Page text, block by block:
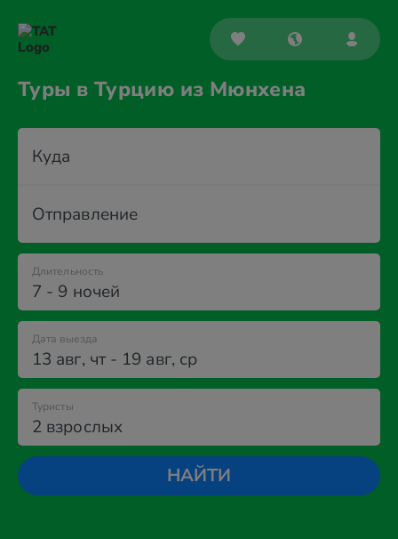
Туры в Турцию из Мюнхена
Куда
Отправление
7 - 9 ночей
Длительность
Дата выезда
13 авг, чт- 19 авг, ср
2 взрослых
Туристы
НАЙТИ